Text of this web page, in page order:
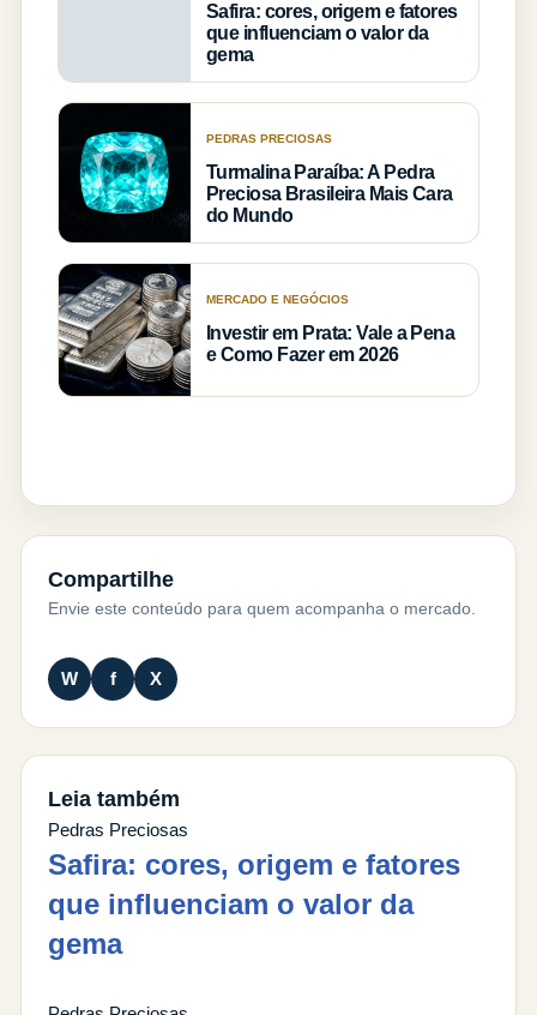
Safira: cores, origem e fatores
que influenciam o valor da
gema
PEDRAS PRECIOSAS
Turmalina Paraíba: A Pedra
Preciosa Brasileira Mais Cara
do Mundo
MERCADO E NEGÓCIOS
Investir em Prata: Vale a Pena
e Como Fazer em 2026
Compartilhe
Envie este conteúdo para quem acompanha o mercado.
W f X
Leia também
Pedras Preciosas
Safira: cores, origem e fatores
que influenciam o valor da
gema